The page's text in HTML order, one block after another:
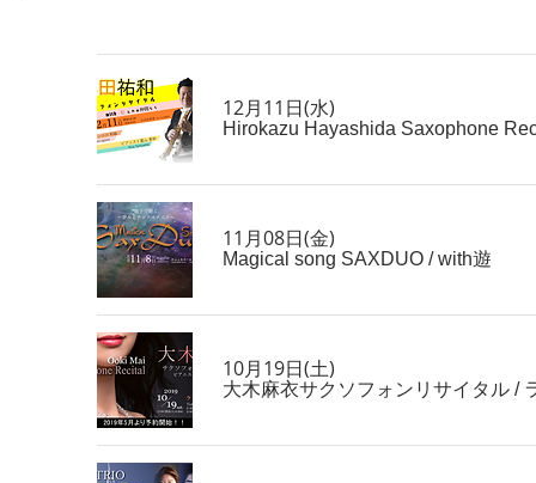
12月11日(水)
Hirokazu Hayashida Saxophone
11月08日(金)
Magical song SAXDUO /with遊
10月19日(土)
大木麻衣サクソフォンリサイタル /